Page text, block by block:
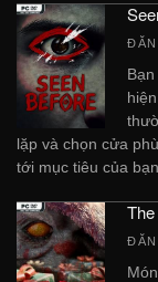
lặp và chọn cửa
tới mục tiêu của